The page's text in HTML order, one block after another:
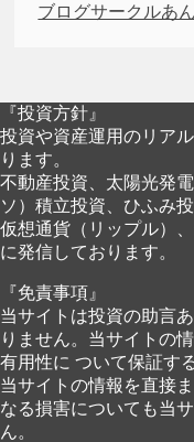
ブログサークルあ
『投資方針』
投資や資産運用のリア
ります。
不動産投資、太陽光発
ソ）積立投資、ひふみ
仮想通貨（リップル）
に発信しております。
『免責事項』
当サイトは投資の助言
りません。当サイトの
有用性に ついて保証す
当サイトの情報を直接
なる損害についても当
ん。